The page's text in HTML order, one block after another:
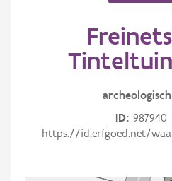
AanduidingsobjectTinteltuin
archeologisch
ID 987940
https://id.erfgoed.net/